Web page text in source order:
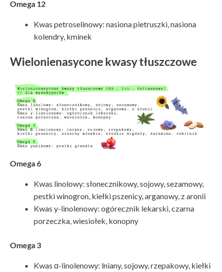
Omega 12
Kwas petroselinowy: nasiona pietruszki, nasiona
kolendry, kminek
Wielonienasycone kwasy tłuszczowe
Omega 6
Kwas linolowy: słonecznikowy, sojowy, sezamowy,
pestki winogron, kiełki pszenicy, arganowy, z aronii
Kwas y-linolenowy: ogórecznik lekarski, czarna
porzeczka, wiesiołek, konopny
Omega 3
Kwas α-linolenowy: lniany, sojowy, rzepakowy, kiełki